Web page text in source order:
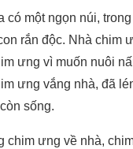
có một ngọn núi,
rắn độc. Nhà chim
ưng vì muốn nuôi
ưng vắng nhà, đã
sống.
chim ưng về nhà,